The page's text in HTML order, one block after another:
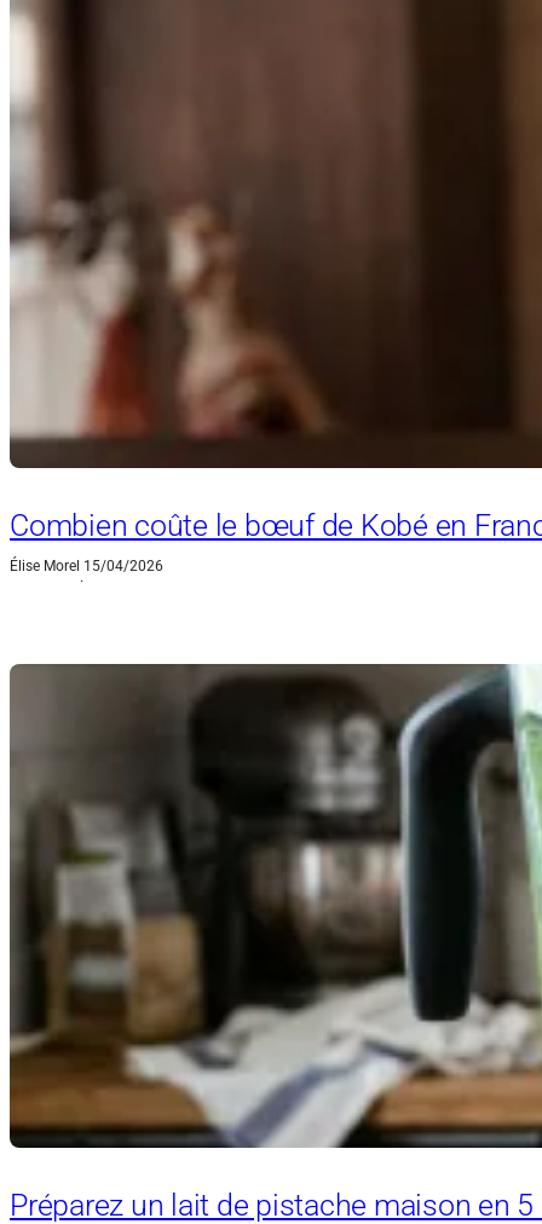
Combien coûte le bœuf de Kobé en
Élise Morel
·
15/04/2026
Préparez un lait de pistache maison en 5